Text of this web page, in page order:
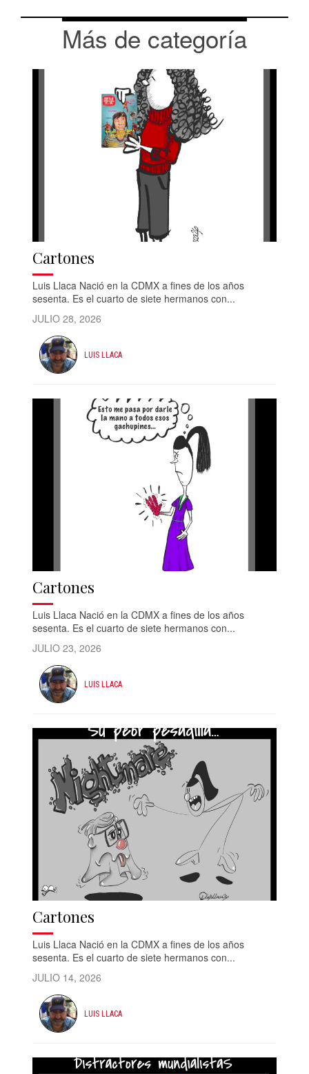
Más de categoría
Cartones
Luis Llaca Nació en la CDMX a fines de los años
sesenta. Es el cuarto de siete hermanos con...
JULIO 28, 2026
LUIS LLACA
Cartones
Luis Llaca Nació en la CDMX a fines de los años
sesenta. Es el cuarto de siete hermanos con...
JULIO 23, 2026
LUIS LLACA
Cartones
Luis Llaca Nació en la CDMX a fines de los años
sesenta. Es el cuarto de siete hermanos con...
JULIO 14, 2026
LUIS LLACA